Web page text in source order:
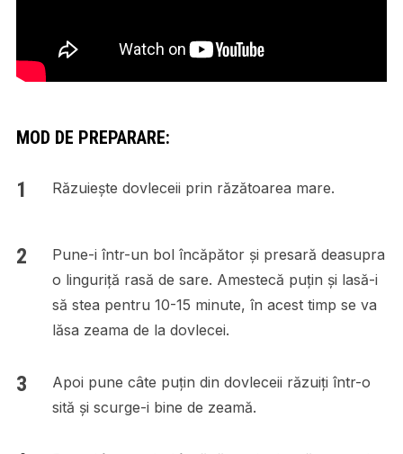
MOD DE PREPARARE:
Răzuiește dovleceii prin răzătoarea mare.
Pune-i într-un bol încăpător și presară deasupra
o linguriță rasă de sare. Amestecă puțin și lasă-i
să stea pentru 10-15 minute, în acest timp se va
lăsa zeama de la dovlecei.
Apoi pune câte puțin din dovleceii răzuiți într-o
sită și scurge-i bine de zeamă.